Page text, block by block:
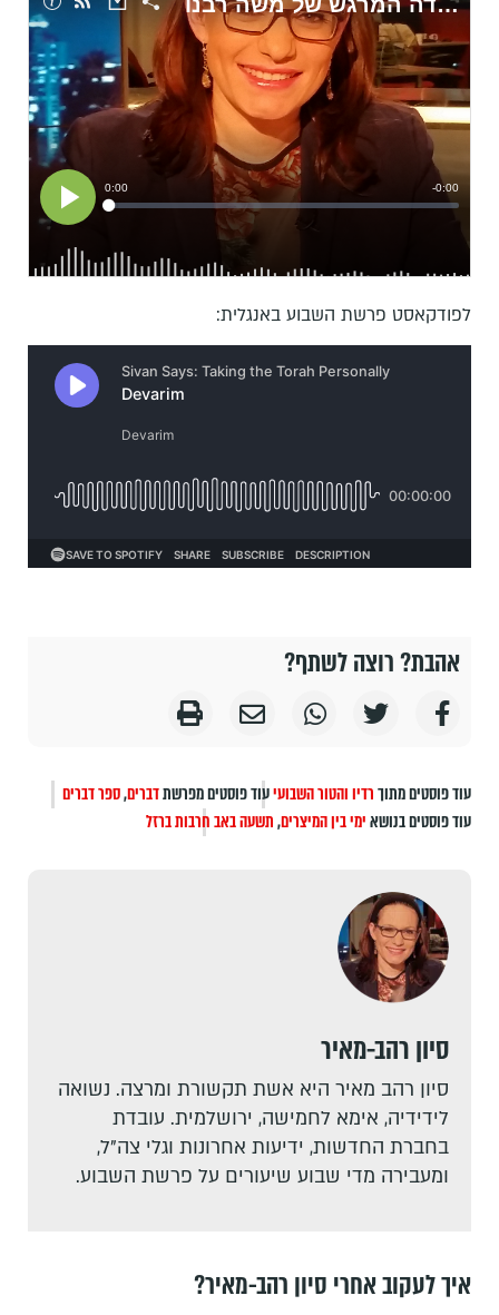
לפודקאסט פרשת השבוע באנגלית:
אהבת? רוצה לשתף?
עוד פוסטים מתוךרדיו והטור השבועיעוד פוסטים מפרשתדברים,ספר דברים
עוד פוסטים בנושאימי בין המיצרים,תשעה באבחרבות ברזל
סיון רהב-מאיר
סיון רהב מאיר היא אשת תקשורת ומרצה. נשואה
לידידיה, אימא לחמישה, ירושלמית. עובדת
בחברת החדשות, ידיעות אחרונות וגלי צה"ל,
ומעבירה מדי שבוע שיעורים על פרשת השבוע.
איך לעקוב אחרי סיון רהב-מאיר?